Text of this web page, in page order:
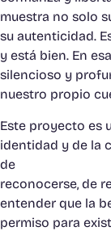
muestra no solo
su autenticidad.
y está bien. En
silencioso y
nuestro propio
Este proyecto es
identidad y de la
de
reconocerse, de
entender que la
permiso para